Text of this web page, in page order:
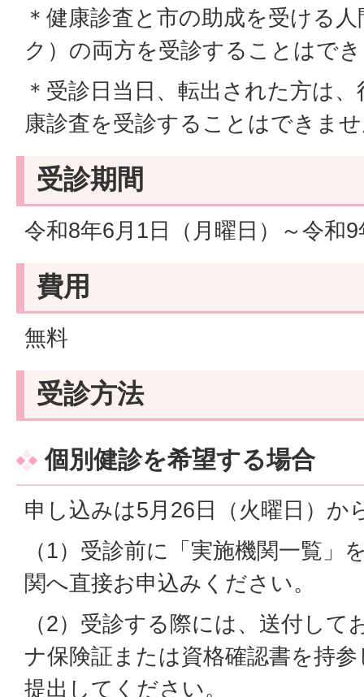
＊健康診査と市の助成を受ける
ク）の両方を受診することはで
＊受診日当日、転出された方は
康診査を受診することはできま
受診期間
令和8年6月1日（月曜日）～令和
費用
無料
受診方法
個別健診を希望する場合
申し込みは5月26日（火曜日）か
（1）受診前に「実施機関一覧」
関へ直接お申込みください。
（2）受診する際には、送付し
ナ保険証または資格確認書を持
提出してください。